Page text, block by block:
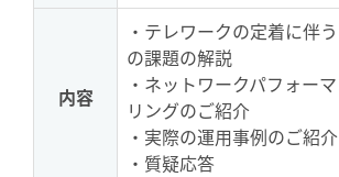
内容
・テレワークの定着に伴
の課題の解説
・ネットワークパフォー
リングのご紹介
・実際の運用事例のご紹介
・質疑応答